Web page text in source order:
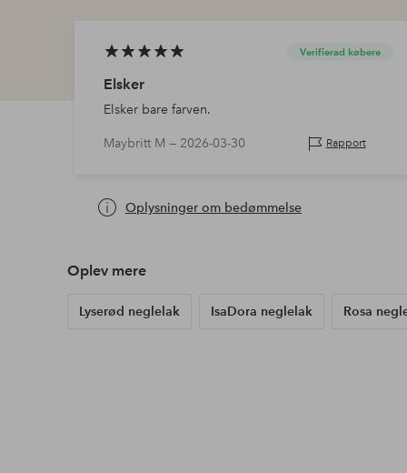
Verifierad købere
Elsker
Elsker bare farven.
Maybritt M — 2026-03-30 Rapport
Oplysninger om bedømmelse
Oplev mere
Lyserød neglelak IsaDora neglelak Rosa